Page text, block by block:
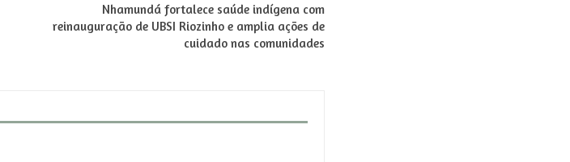
Nhamundá fortalece saúde indígena com
reinauguração de UBSI Riozinho e amplia ações de
cuidado nas comunidades